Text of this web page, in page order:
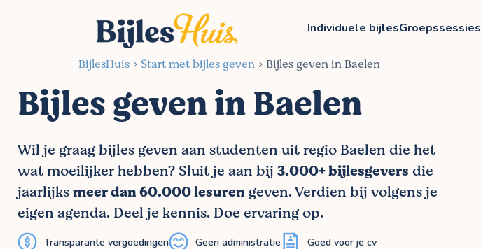
Individuele bijlesGroepssessies
BijlesHuis Start met bijles geven Bijles geven in Baelen
Bijles geven in Baelen
Wil je graag bijles geven aan studenten uit regio Baelen die het
wat moeilijker hebben? Sluit je aan bij 3.000+ bijlesgevers die
jaarlijksmeer dan 60.000 lesuren geven. Verdien bij volgens je
eigen agenda. Deel je kennis. Doe ervaring op.
Transparante vergoedingen Geen administratie Goed voor je cv